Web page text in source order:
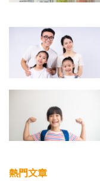
熱門文章